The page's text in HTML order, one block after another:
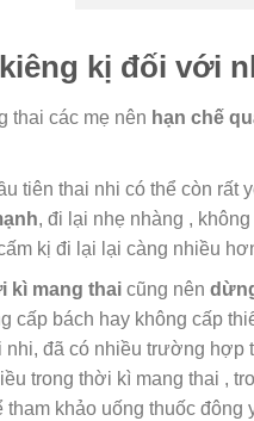
kị đối với
thai các mẹ nên hạn chế
tiên thai nhi có thể còn rất
, đi lại nhẹ nhàng ,
kị đi lại lại càng nhiều
kì mang thaicũng nên
cấp bách hay không cấp
nhi, đã có nhiều trường hợp
trong thời kì mang thai ,
khảo uống thuốc đông